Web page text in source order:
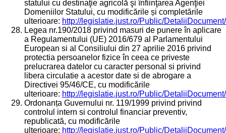
statului cu destinaţie agricolă şi înfiinţarea Agenţiei
Domeniilor Statului, cu modificările și completările
ulterioare: http://legislatie.just.ro/Public/
Legea nr.190/2018 privind masuri de punere în aplicare
a Regulamentului (UE) 2016/679 al Parlamentului
European si al Consiliului din 27 aprilie 2016 privind
protectia persoanelor fizice în ceea ce priveste
prelucrarea datelor cu caracter personal si privind
libera circulatie a acestor date si de abrogare a
Directivei 95/46/CE, cu modificările
ulterioare: http://legislatie.just.ro/Public/
Ordonanța Guvernului nr. 119/1999 privind privind
controlul intern si controlul financiar preventiv,
republicată, cu modificările
ulterioare: http://legislatie.just.ro/Public/